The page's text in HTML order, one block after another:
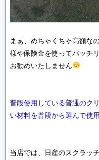
まぁ、めちゃくちゃ高額な
様や保険金を使ってバッチ
お勧めいたしません
普段使用している普通のク
い材料を普段から選んで使
当店では、日産のスクラッ